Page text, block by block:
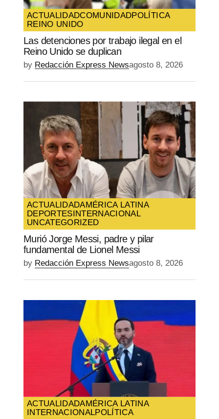
ACTUALIDADCOMUNIDADPOLÍTICA
REINO UNIDO
Las detenciones por trabajo ilegal en el
Reino Unido se duplican
by Redacción Express Newsagosto 8, 2026
ACTUALIDADAMÉRICA LATINA
DEPORTES INTERNACIONAL
UNCATEGORIZED
Murió Jorge Messi, padre y pilar
fundamental de Lionel Messi
by Redacción Express Newsagosto 8, 2026
ACTUALIDADAMÉRICA LATINA
INTERNACIONALPOLÍTICA